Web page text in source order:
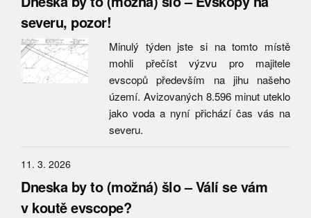
severu, pozor!
Minulý týden jste si na tomto místě
mohli přečíst výzvu pro majitele
evscopů především na jihu našeho
území. Avizovaných 8.596 minut uteklo
jako voda a nyní přichází čas vás na
severu.
11. 3. 2026
Dneska by to (možná) šlo – Válí se vám
v koutě evscope?